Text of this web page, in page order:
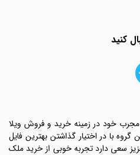
کنید
مجرب خود در زمینه خرید و فروش ویلا
با در اختیار گذاشتن بهترین فایل
سعی دارد تجربه خوبی از خرید ملک